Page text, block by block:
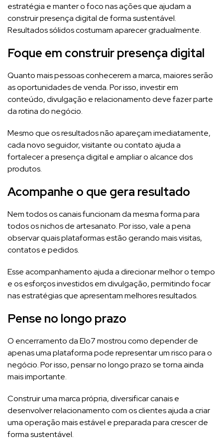
estratégia e manter o foco nas ações que ajudam a
construir presença digital de forma sustentável.
Resultados sólidos costumam aparecer gradualmente.
Foque em construir presença digital
Quanto mais pessoas conhecerem a marca, maiores serão
as oportunidades de venda. Por isso, investir em
conteúdo, divulgação e relacionamento deve fazer parte
da rotina do negócio.
Mesmo que os resultados não apareçam imediatamente,
cada novo seguidor, visitante ou contato ajuda a
fortalecer a presença digital e ampliar o alcance dos
produtos.
Acompanhe o que gera resultado
Nem todos os canais funcionam da mesma forma para
todos os nichos de artesanato. Por isso, vale a pena
observar quais plataformas estão gerando mais visitas,
contatos e pedidos.
Esse acompanhamento ajuda a direcionar melhor o tempo
e os esforços investidos em divulgação, permitindo focar
nas estratégias que apresentam melhores resultados.
Pense no longo prazo
O encerramento da Elo7 mostrou como depender de
apenas uma plataforma pode representar um risco para o
negócio. Por isso, pensar no longo prazo se torna ainda
mais importante.
Construir uma marca própria, diversificar canais e
desenvolver relacionamento com os clientes ajuda a criar
uma operação mais estável e preparada para crescer de
forma sustentável.